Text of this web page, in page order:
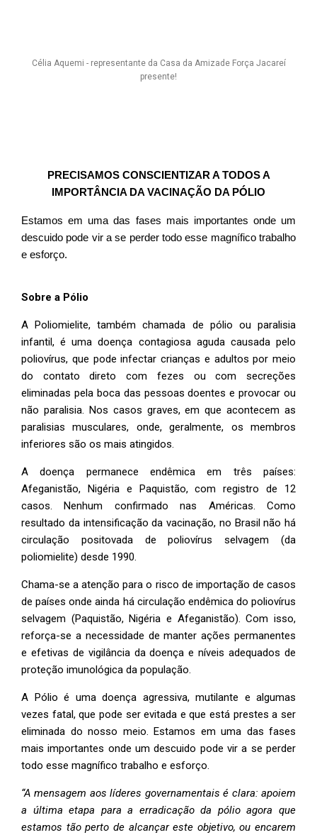
Célia Aquemi - representante da Casa da Amizade Força Jacareí
presente!
PRECISAMOS CONSCIENTIZAR A TODOS A
IMPORTÂNCIA DA VACINAÇÃO DA PÓLIO
Estamos em uma das fases mais importantes onde um
descuido pode vir a se perder todo esse magnífico trabalho
e esforço.
Sobre a Pólio
A Poliomielite, também chamada de pólio ou paralisia
infantil, é uma doença contagiosa aguda causada pelo
poliovírus, que pode infectar crianças e adultos por meio
do contato direto com fezes ou com secreções
eliminadas pela boca das pessoas doentes e provocar ou
não paralisia. Nos casos graves, em que acontecem as
paralisias musculares, onde, geralmente, os membros
inferiores são os mais atingidos.
A doença permanece endêmica em três países:
Afeganistão, Nigéria e Paquistão, com registro de 12
casos. Nenhum confirmado nas Américas. Como
resultado da intensificação da vacinação, no Brasil não há
circulação positovada de poliovírus selvagem (da
poliomielite) desde 1990.
Chama-se a atenção para o risco de importação de casos
de países onde ainda há circulação endêmica do poliovírus
selvagem (Paquistão, Nigéria e Afeganistão). Com isso,
reforça-se a necessidade de manter ações permanentes
e efetivas de vigilância da doença e níveis adequados de
proteção imunológica da população.
A Pólio é uma doença agressiva, mutilante e algumas
vezes fatal, que pode ser evitada e que está prestes a ser
eliminada do nosso meio. Estamos em uma das fases
mais importantes onde um descuido pode vir a se perder
todo esse magnífico trabalho e esforço.
“A mensagem aos líderes governamentais é clara: apoiem
a última etapa para a erradicação da pólio agora que
estamos tão perto de alcançar este objetivo, ou encarem